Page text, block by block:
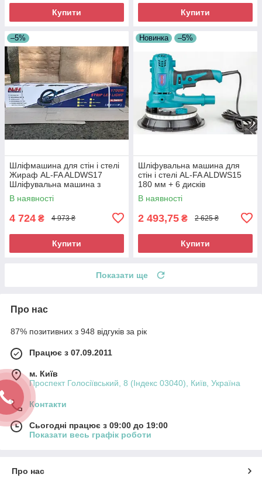
Купити Купити
–5%
Шліфмашина для стін і стелі
Жираф AL-FA ALDWS17
Шліфувальна машина з
подовженою ручкою
В наявності
4 724 ₴ 4 973 ₴
Купити
Новинка –5%
Шліфувальна машина для
стін і стелі AL-FA ALDWS15
180 мм + 6 дисків
Шліфмашина для
шліфування стін
В наявності
2 493,75 ₴ 2 625 ₴
Купити
Показати ще
Про нас
87% позитивних з 948 відгуків за рік
Працює з 07.09.2011
м. Київ
Проспект Голосіївський, 8 (Індекс 03040), Київ, Україна
Контакти
Сьогодні працює з 09:00 до 19:00
Показати весь графік роботи
Про нас